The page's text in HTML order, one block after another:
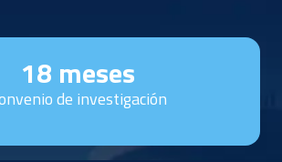
18 meses
de investigación